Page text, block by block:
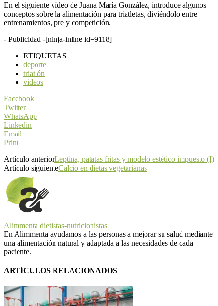
En el siguiente vídeo de Juana María González, introduce algunos
conceptos sobre la alimentación para triatletas, diviéndolo entre
entrenamientos, pre y competición.
- Publicidad -[ninja-inline id=9118]
ETIQUETAS
deporte
triatlón
videos
Facebook
Twitter
WhatsApp
Linkedin
Email
Print
Artículo anteriorLeptina, patatas fritas y modelo estético impuesto (I)
Artículo siguienteCalcio en dietas vegetarianas
Alimmenta dietistas-nutricionistas
En Alimmenta ayudamos a las personas a mejorar su salud mediante
una alimentación natural y adaptada a las necesidades de cada
paciente.
ARTÍCULOS RELACIONADOS